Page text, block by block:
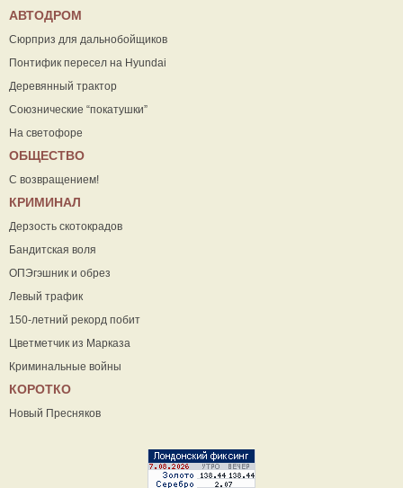
АВТОДРОМ
Сюрприз для дальнобойщиков
Понтифик пересел на Hyundai
Деревянный трактор
Союзнические “покатушки”
На светофоре
ОБЩЕСТВО
С возвращением!
КРИМИНАЛ
Дерзость скотокрадов
Бандитская воля
ОПЭгэшник и обрез
Левый трафик
150-летний рекорд побит
Цветметчик из Марказа
Криминальные войны
КОРОТКО
Новый Пресняков